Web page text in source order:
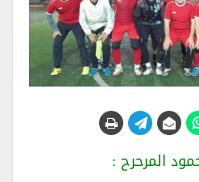
المرحرح :